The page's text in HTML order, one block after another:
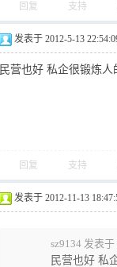
回复 支持
发表于 2012-5-13
民营也好 私企很锻炼
回复 支持
发表于 2012-11-13
sz9134 发表
民营也好 私